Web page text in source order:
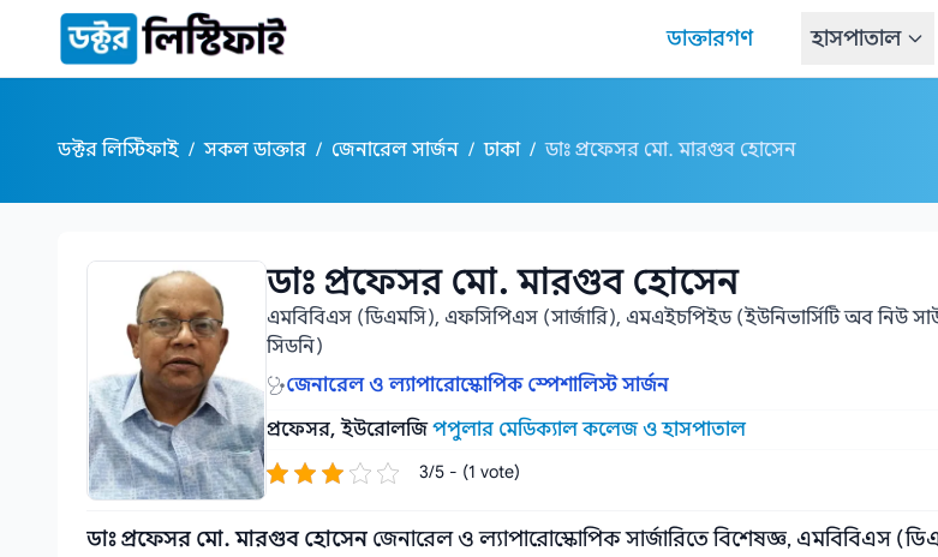
কন্টেন্টে যান
ডাক্তারগণ হাসপাতাল
ডক্টর লিস্টিফাই / সকল ডাক্তার / জেনারেল সার্জন / ঢাকা / ডাঃ প্রফেসর মো. মারগুব হোসেন
ডাঃ প্রফেসর মো. মারগুব হোসেনডাঃ প্রফেসর মো. মারগুব হোসেন
এমবিবিএস (ডিএমসি), এফসিপিএস (সার্জারি), এমএইচপিইড (ইউনিভার্সিটি অব নিউ
সিডনি)
জেনারেল ও ল্যাপারোস্কোপিক স্পেশালিস্ট সার্জন
প্রফেসর, ইউরোলজি পপুলার মেডিক্যাল কলেজ ও হাসপাতাল
3/5 - (1 vote)
ডাঃ প্রফেসর মো. মারগুব হোসেন জেনারেল ও ল্যাপারোস্কোপিক সার্জারিতে বিশেষজ্ঞ, এমবিবিএস